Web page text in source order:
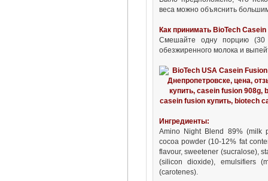
веса можно объяснить
Как принимать BioTech Casein
Смешайте одну порцию
обезжиренного молока и
Ингредиенты:
Amino Night Blend 89% (milk
cocoa powder (10-12% fat
flavour, sweetener (sucralose),
(silicon dioxide), emulsifiers
(carotenes).